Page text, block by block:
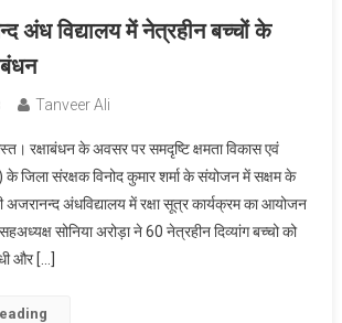
अंध विद्यालय में नेत्रहीन बच्चों के
Tanveer Ali
रक्षाबंधन के अवसर पर समदृष्टि क्षमता विकास एवं
जिला संरक्षक विनोद कुमार शर्मा के संयोजन में सक्षम के
अजरानन्द अंधविद्यालय में रक्षा सूत्र कार्यक्रम का आयोजन
सोनिया अरोड़ा ने 60 नेत्रहीन दिव्यांग बच्चो को
और […]